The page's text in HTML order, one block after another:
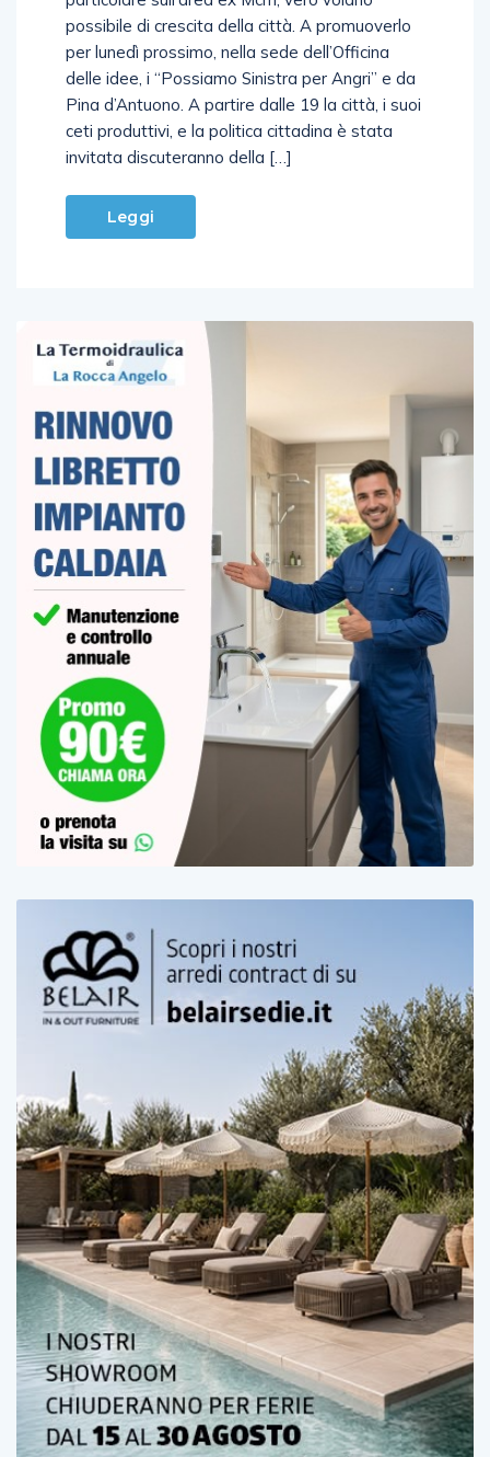
possibile di crescita della città. A promuoverlo
per lunedì prossimo, nella sede dell’Officina
delle idee, i “Possiamo Sinistra per Angri” e da
Pina d’Antuono. A partire dalle 19 la città, i suoi
ceti produttivi, e la politica cittadina è stata
invitata discuteranno della […]
Leggi